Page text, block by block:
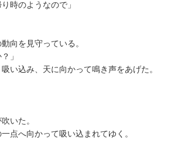
時のようなので」
向を見守っている。
」
い込み、天に向かって鳴き声をあげた。
いた。
点へ向かって吸い込まれてゆく。